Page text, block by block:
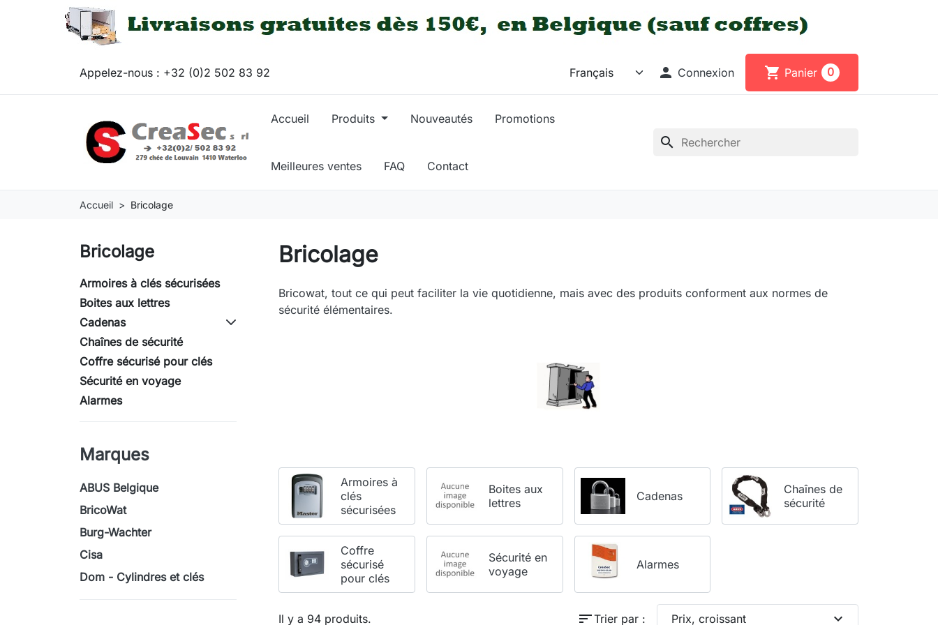
Appelez-nous : +32 (0)2 502 83 92  Connexion shopping_cart Panier 0
Accueil Produits Nouveautés Promotions
Meilleures ventes FAQ Contact
search
Accueil Bricolage
Bricolage
Armoires à clés sécurisées
Boites aux lettres
Cadenas
Chaînes de sécurité
Coffre sécurisé pour clés
Sécurité en voyage
Alarmes
Marques
ABUS Belgique
BricoWat
Burg-Wachter
Cisa
Dom - Cylindres et clés
Bricolage
Bricowat, tout ce qui peut faciliter la vie quotidienne, mais avec des produits conforment aux normes de
sécurité élémentaires.
Armoires à
clés
sécurisées
Boites aux
lettres
Cadenas
Chaînes de
sécurité
Coffre
sécurisé
pour clés
Sécurité en
voyage
Alarmes
Il y a 94 produits. sortTrier par : Prix, croissant expand_more